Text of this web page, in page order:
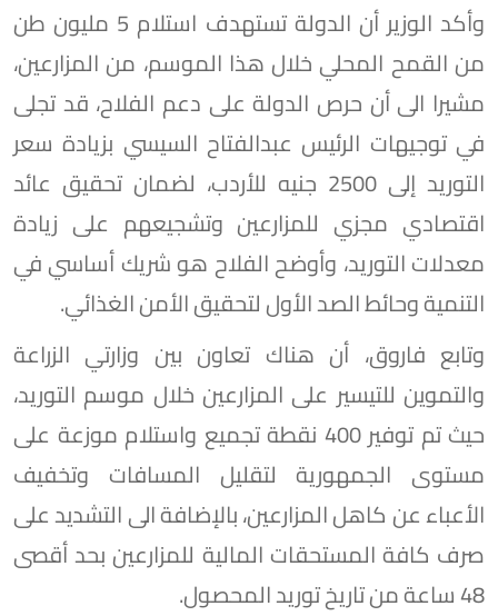
وأكد الوزير أن الدولة تستهدف استلام 5 مليون طن
من القمح المحلي خلال هذا الموسم، من المزارعين،
مشيرا الى أن حرص الدولة على دعم الفلاح، قد تجلى
في توجيهات الرئيس عبدالفتاح السيسي بزيادة سعر
التوريد إلى 2500 جنيه للأردب، لضمان تحقيق عائد
اقتصادي مجزي للمزارعين وتشجيعهم على زيادة
معدلات التوريد، وأوضح الفلاح هو شريك أساسي في
التنمية وحائط الصد الأول لتحقيق الأمن الغذائي.
وتابع فاروق، أن هناك تعاون بين وزارتي الزراعة
والتموين للتيسير على المزارعين خلال موسم التوريد،
حيث تم توفير 400 نقطة تجميع واستلام موزعة على
مستوى الجمهورية لتقليل المسافات وتخفيف
الأعباء عن كاهل المزارعين، بالإضافة الى التشديد على
صرف كافة المستحقات المالية للمزارعين بحد أقصى
48 ساعة من تاريخ توريد المحصول.